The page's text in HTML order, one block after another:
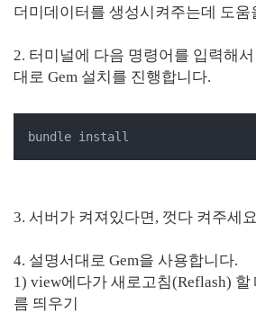
더미데이터를 생성시켜주는데 도움
2. 터미널에 다음 명령어를 입력해
대로 Gem 설치를 진행합니다.
bundle install
3. 서버가 켜져있다면, 껏다 켜주세
4. 설명서대로 Gem을 사용합니다.
1) view에다가 새로고침(Reflash) 할
름 띄우기